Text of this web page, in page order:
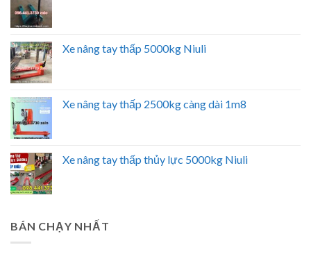
Xe nâng tay thấp 5000kg Niuli
Xe nâng tay thấp 2500kg càng dài 1m8
Xe nâng tay thấp thủy lực 5000kg Niuli
BÁN CHẠY NHẤT